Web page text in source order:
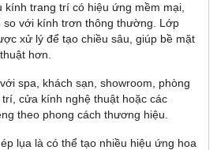
kính trang trí có hiệu ứng mềm mại,
so với kính trơn thông thường. Lớp
xử lý để tạo chiều sâu, giúp bề mặt
hơn.
spa, khách sạn, showroom, phòng
cửa kính nghệ thuật hoặc các
theo phong cách thương hiệu.
lụa là có thể tạo nhiều hiệu ứng hoa